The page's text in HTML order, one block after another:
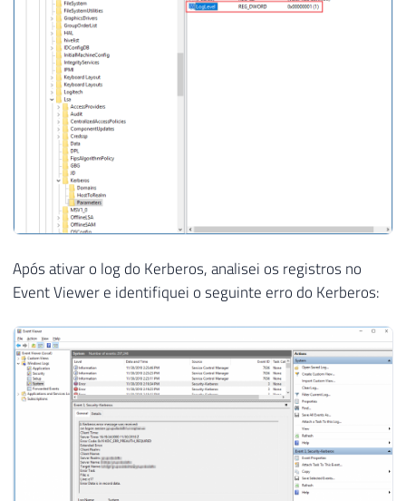
Após ativar o log do Kerberos, analisei os registros no
Event Viewer e identifiquei o seguinte erro do Kerberos: